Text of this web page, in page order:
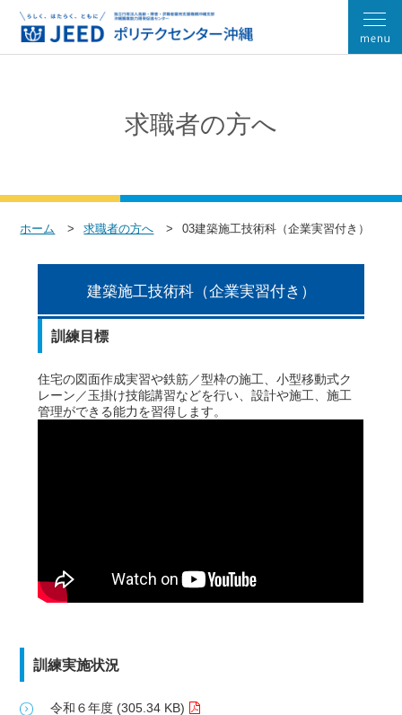
求職者の方へ
ホーム 求職者の方へ 03建築施工技術科（企業実習付き）
建築施工技術科（企業実習付き）
訓練目標
住宅の図面作成実習や鉄筋／型枠の施工、小型移動式ク
レーン／玉掛け技能講習などを行い、設計や施工、施工
管理ができる能力を習得します。
訓練実施状況
令和６年度 (305.34 KB)